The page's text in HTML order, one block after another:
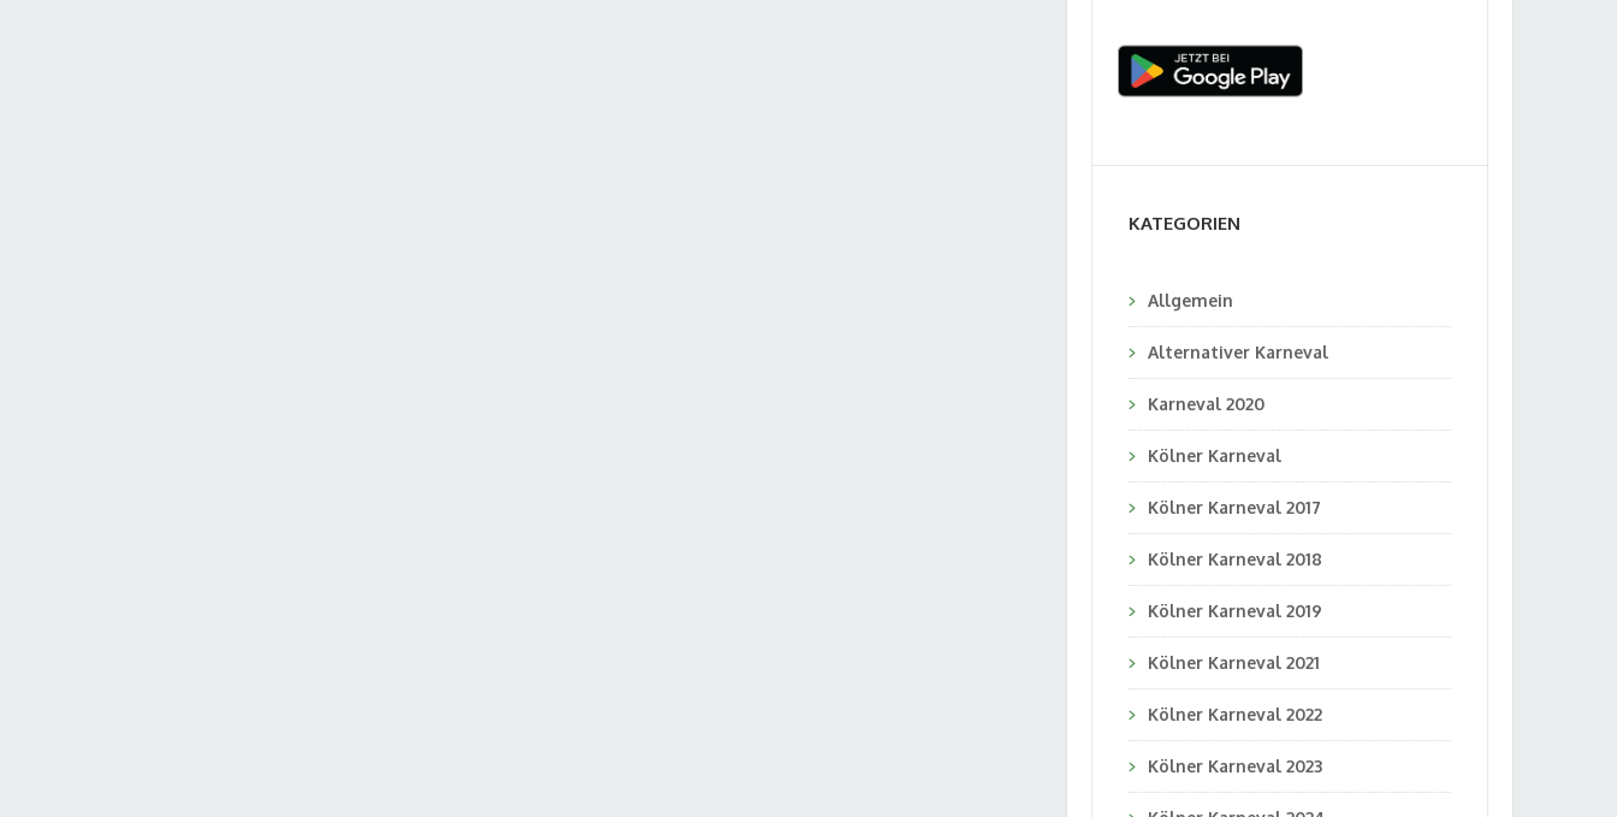
KATEGORIEN
Allgemein
Alternativer Karneval
Karneval 2020
Kölner Karneval
Kölner Karneval 2017
Kölner Karneval 2018
Kölner Karneval 2019
Kölner Karneval 2021
Kölner Karneval 2022
Kölner Karneval 2023